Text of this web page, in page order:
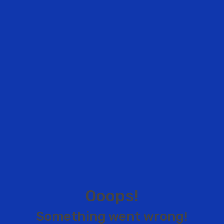
Ooops!
Something went wrong!